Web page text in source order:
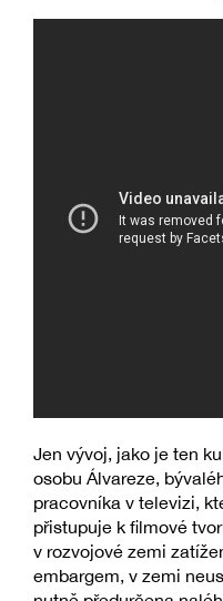
Jen vývoj, jako je ten
osobu Álvareze,
pracovníka v televizi,
přistupuje k filmové
v rozvojové zemi
embargem, v zemi